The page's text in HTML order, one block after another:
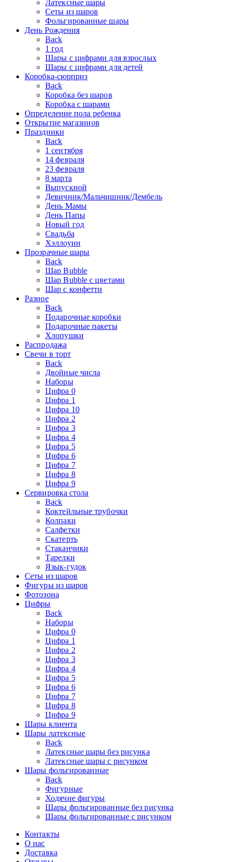
Латексные шары
Сеты из шаров
Фольгированные шары
День Рождения
Back
1 год
Шары с цифрами для взрослых
Шары с цифрами для детей
Коробка-сюрприз
Back
Коробка без шаров
Коробка с шарами
Определение пола ребенка
Открытие магазинов
Праздники
Back
1 сентября
14 февраля
23 февраля
8 марта
Выпускной
Девичник/Мальчишник/Дембель
День Мамы
День Папы
Новый год
Свадьба
Хэллоуин
Прозрачные шары
Back
Шар Bubble
Шар Bubble с цветами
Шар с конфетти
Разное
Back
Подарочные коробки
Подарочные пакеты
Хлопушки
Распродажа
Свечи в торт
Back
Двойные числа
Наборы
Цифра 0
Цифра 1
Цифра 10
Цифра 2
Цифра 3
Цифра 4
Цифра 5
Цифра 6
Цифра 7
Цифра 8
Цифра 9
Сервировка стола
Back
Коктейльные трубочки
Колпаки
Салфетки
Скатерть
Стаканчики
Тарелки
Язык-гудок
Сеты из шаров
Фигуры из шаров
Фотозона
Цифры
Back
Наборы
Цифра 0
Цифра 1
Цифра 2
Цифра 3
Цифра 4
Цифра 5
Цифра 6
Цифра 7
Цифра 8
Цифра 9
Шары клиента
Шары латексные
Back
Латексные шары без рисунка
Латексные шары с рисунком
Шары фольгированные
Back
Фигурные
Ходячие фигуры
Шары фольгированные без рисунка
Шары фольгированные с рисунком
Контакты
О нас
Доставка